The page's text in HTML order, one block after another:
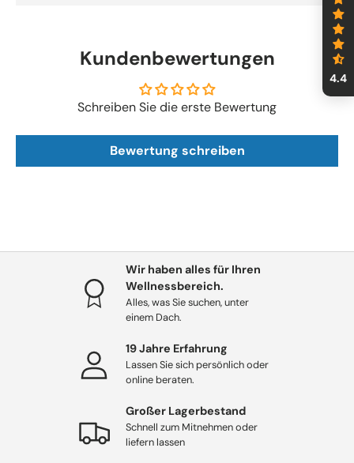
Warten Sie nicht länger und bestellen SiePassion | No
All4Spas
Kundenbewertungen
Schreiben Sie die erste Bewertung
Bewertung schreiben
Wir haben alles für Ihren
Wellnessbereich.
Alles, was Sie suchen, unter
einem Dach.
19 Jahre Erfahrung
Lassen Sie sich persönlich oder
online beraten.
Großer Lagerbestand
Schnell zum Mitnehmen oder
liefern lassen
4.4